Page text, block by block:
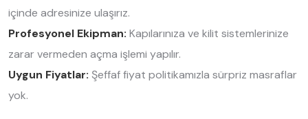
içinde adresinize ulaşırız.
Profesyonel Ekipman: Kapılarınıza ve kilit sistemlerinize
zarar vermeden açma işlemi yapılır.
Uygun Fiyatlar: Şeffaf fiyat politikamızla sürpriz masraflar
yok.